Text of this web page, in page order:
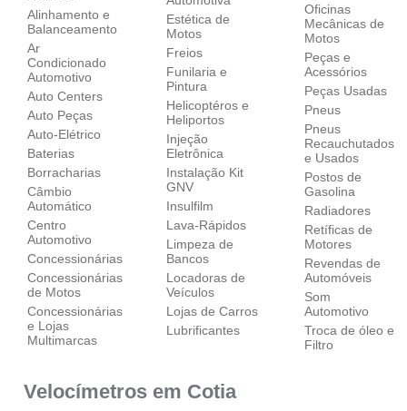
Alinhamento e
Balanceamento
Ar
Condicionado
Automotivo
Auto Centers
Auto Peças
Auto-Elétrico
Baterias
Borracharias
Câmbio
Automático
Centro
Automotivo
Concessionárias
Concessionárias
de Motos
Concessionárias
e Lojas
Multimarcas
Estética de
Motos
Freios
Funilaria e
Pintura
Helicoptéros e
Heliportos
Injeção
Eletrônica
Instalação Kit
GNV
Insulfilm
Lava-Rápidos
Limpeza de
Bancos
Locadoras de
Veículos
Lojas de Carros
Lubrificantes
Oficinas
Mecânicas de
Motos
Peças e
Acessórios
Peças Usadas
Pneus
Pneus
Recauchutados
e Usados
Postos de
Gasolina
Radiadores
Retíficas de
Motores
Revendas de
Automóveis
Som
Automotivo
Troca de óleo e
Filtro
Velocímetros em Cotia